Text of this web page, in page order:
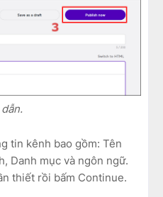
tin kênh bao gồm: Tên
Danh mục và ngôn ngữ.
thiết rồi bấm Continue.